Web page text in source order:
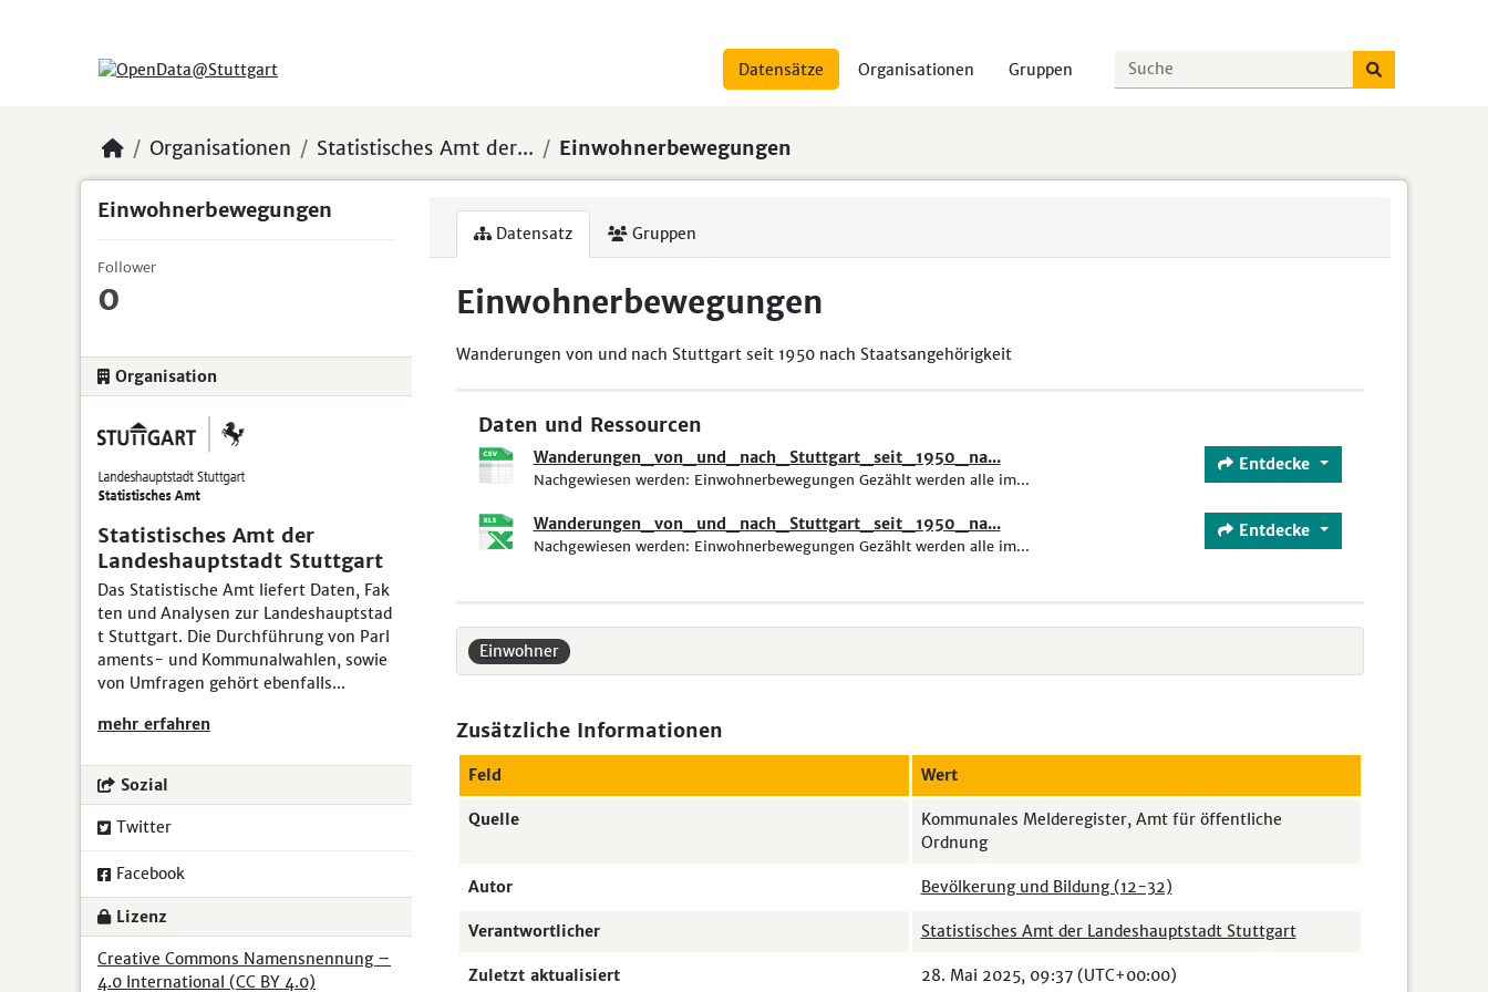
Datensätze Organisationen Gruppen
Organisationen Statistisches Amt der... Einwohnerbewegungen
Einwohnerbewegungen
Follower
0
Organisation
Statistisches Amt der
Landeshauptstadt Stuttgart
Das Statistische Amt liefert Daten, Fak
ten und Analysen zur Landeshauptstad
t Stuttgart. Die Durchführung von Parl
aments- und Kommunalwahlen, sowie
von Umfragen gehört ebenfalls...
mehr erfahren
Sozial
Twitter
Facebook
Lizenz
Creative Commons Namensnennung –
4.0 International (CC BY 4.0)
Datensatz Gruppen
Einwohnerbewegungen
Wanderungen von und nach Stuttgart seit 1950 nach Staatsangehörigkeit
Daten und Ressourcen
Wanderungen_von_und_nach_Stuttgart_seit_1950_na...
Nachgewiesen werden: Einwohnerbewegungen Gezählt werden alle im...
Entdecke
Wanderungen_von_und_nach_Stuttgart_seit_1950_na...
Nachgewiesen werden: Einwohnerbewegungen Gezählt werden alle im...
Entdecke
Einwohner
Zusätzliche Informationen
Feld Wert
Quelle
Kommunales Melderegister, Amt für öffentliche
Ordnung
Autor Bevölkerung und Bildung (12-32)
Verantwortlicher Statistisches Amt der Landeshauptstadt Stuttgart
Zuletzt aktualisiert 28. Mai 2025, 09:37 (UTC+00:00)